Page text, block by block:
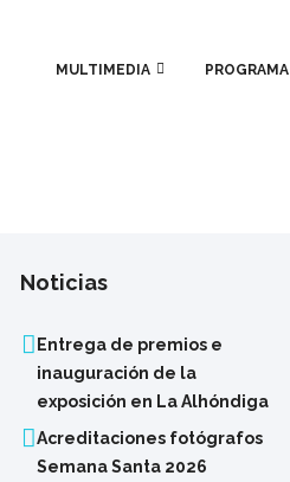
MULTIMEDIA PROGRAMA
Noticias
Entrega de premios e
inauguración de la
exposición en La Alhóndiga
Acreditaciones fotógrafos
Semana Santa 2026